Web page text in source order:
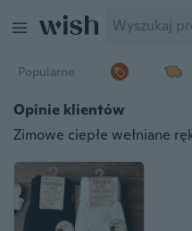
Popularne
Opinie klientów